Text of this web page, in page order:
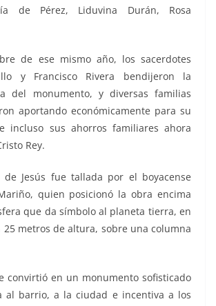
de Pérez, Liduvina Durán, Rosa
de ese mismo año, los sacerdotes
y Francisco Rivera bendijeron la
del monumento, y diversas familias
aportando económicamente para su
incluso sus ahorros familiares ahora
Rey.
de Jesús fue tallada por el boyacense
quien posicionó la obra encima
que da símbolo al planeta tierra, en
metros de altura, sobre una columna
convirtió en un monumento sofisticado
al barrio, a la ciudad e incentiva a los